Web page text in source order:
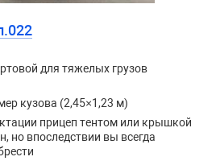
для тяжелых грузов
кузова (2,45×1,23 м)
прицеп тентом или крышкой
но впоследствии вы всегда